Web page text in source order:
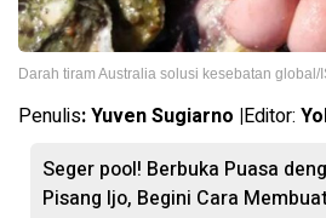
Darah tiram Australia solusi kesebatan global/
Penulis: Yuven Sugiarno |Editor:
Seger pool! Berbuka Puasa
Pisang Ijo, Begini Cara